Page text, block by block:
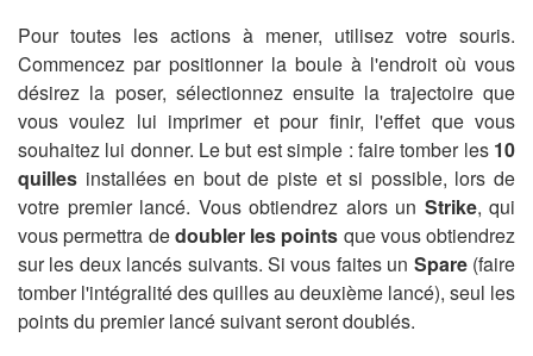
Pour toutes les actions à mener, utilisez votre souris.
Commencez par positionner la boule à l'endroit où vous
désirez la poser, sélectionnez ensuite la trajectoire que
vous voulez lui imprimer et pour finir, l'effet que vous
souhaitez lui donner. Le but est simple : faire tomber les 10
quilles installées en bout de piste et si possible, lors de
votre premier lancé. Vous obtiendrez alors un Strike, qui
vous permettra dedoubler les points que vous obtiendrez
sur les deux lancés suivants. Si vous faites un Spare(faire
tomber l'intégralité des quilles au deuxième lancé), seul les
points du premier lancé suivant seront doublés.